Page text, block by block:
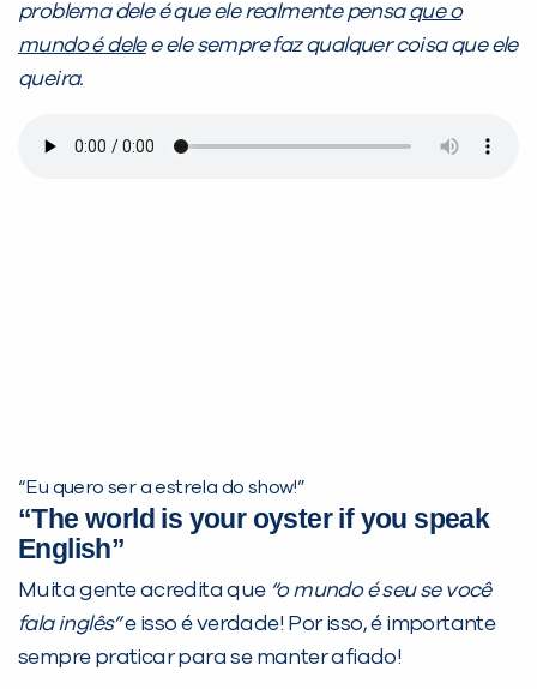
problema dele é que ele realmente pensaque o
mundo é delee ele sempre faz qualquer coisa que ele
queira.
“Eu quero ser a estrela do show!”
“The world is your oyster if you speak
English”
Muita gente acredita que“o mundo é seu se você
fala inglês”e isso é verdade! Por isso, é importante
sempre praticar para se manter afiado!